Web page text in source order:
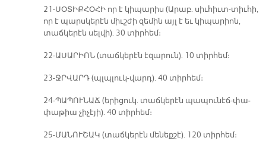
21-ՍՕ­ՏԻՔ­ՀՕ­ՀԻ որ է կի­պա­րիս (Ա­րաբ. սիւ­հիւտ-տիւ­հի,
որ է պարս­կե­րէն միւշ­ժի զե­մին այլ է եւ կի­պա­րիոն,
տաճ­կե­րէն սել­վի). 30 տիր­հեմ։
22-ԱՍԱՐԻՈՆ (տաճ­կե­րէն էզա­րուն). 10 տիր­հեմ։
23-ՋՐՎԱՐԴ (պլպլուկ-վարդ). 40 տիր­հեմ։
24-ՊԱ­ՊՈՒ­ՆԱՃ (ե­րի­ցուկ. տաճ­կե­րէն պապու­նէճ-փա­
փա­թիա չի­չէ­յի). 40 տիր­հեմ։
25-ՄԱ­ՆՈՒ­ՇԱԿ (տաճ­կե­րէն մե­նեք­շէ). 120 տիր­հեմ։